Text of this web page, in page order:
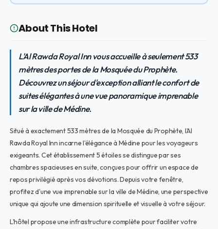
About This Hotel
L'Al Rawda Royal Inn vous accueille à seulement 533
mètres des portes de la Mosquée du Prophète.
Découvrez un séjour d'exception alliant le confort de
suites élégantes à une vue panoramique imprenable
sur la ville de Médine.
Situé à exactement 533 mètres de la Mosquée du Prophète, l'Al
Rawda Royal Inn incarne l'élégance à Médine pour les voyageurs
exigeants. Cet établissement 5 étoiles se distingue par ses
chambres spacieuses en suite, conçues pour offrir un espace de
repos privilégié après vos dévotions. Depuis votre fenêtre,
profitez d'une vue imprenable sur la ville de Médine, une perspective
unique qui ajoute une dimension spirituelle et visuelle à votre séjour.
L'hôtel propose une infrastructure complète pour faciliter votre